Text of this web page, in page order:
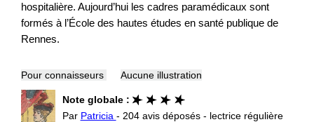
hospitalière. Aujourd’hui les cadres paramédicaux sont
formés à l’École des hautes études en santé publique de
Rennes.
Pour connaisseurs Aucune illustration
Note globale :
Par Patricia - 204 avis déposés - lectrice régulière